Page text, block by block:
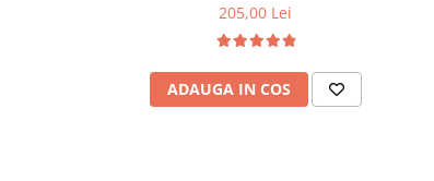
205,00 Lei
ADAUGA IN COS